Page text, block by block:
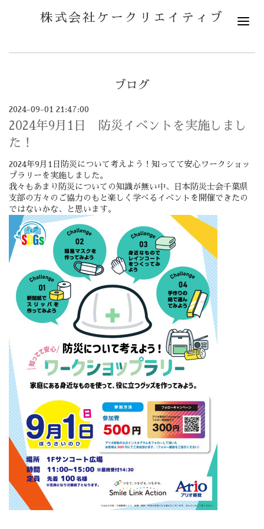
株式会社ケークリエイティブ
ブログ
2024-09-01 21:47:00
2024年9月1日 防災イベントを実施しまし
た！
2024年9月1日防災について考えよう！知ってて安心ワークショッ
プラリーを実施しました。
我々もあまり防災についての知識が無い中、日本防災士会千葉県
支部の方々のご協力のもと楽しく学べるイベントを開催できたの
ではないかな、と思います。